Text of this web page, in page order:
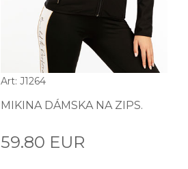
Art: J1264
MIKINA DÁMSKA NA ZIPS.
59.80 EUR